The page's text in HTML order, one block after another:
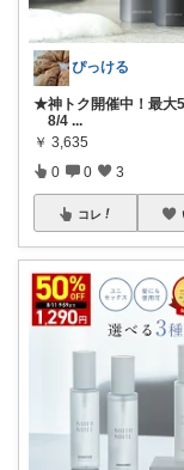
ぴっける
★神トク開催中！最大
8/4 ...
￥ 3,635
0 0 3
コレ